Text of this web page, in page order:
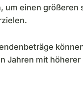
um einen größeren
Jahren mit höherer